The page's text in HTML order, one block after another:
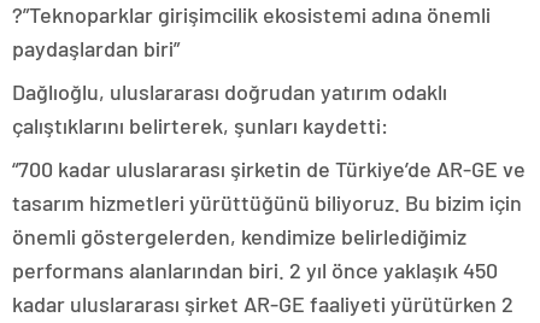
?”Teknoparklar girişimcilik ekosistemi adına önemli
paydaşlardan biri”
Dağlıoğlu, uluslararası doğrudan yatırım odaklı
çalıştıklarını belirterek, şunları kaydetti:
“700 kadar uluslararası şirketin de Türkiye’de AR-GE ve
tasarım hizmetleri yürüttüğünü biliyoruz. Bu bizim için
önemli göstergelerden, kendimize belirlediğimiz
performans alanlarından biri. 2 yıl önce yaklaşık 450
kadar uluslararası şirket AR-GE faaliyeti yürütürken 2